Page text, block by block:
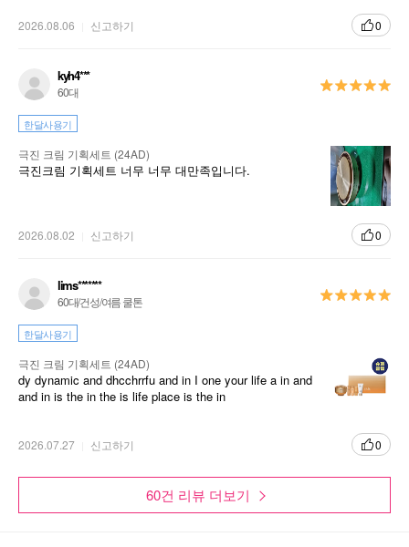
2026.08.06 신고하기 0
kyh4***
60대
한달사용기
극진 크림 기획세트 (24AD)
극진크림 기획세트 너무 너무 대만족입니다.
2026.08.02 신고하기 0
lims*******
60대/건성/여름 쿨톤
한달사용기
극진 크림 기획세트 (24AD)
dy dynamic and dhcchrrfu and in I one your life a in and
and in is the in the is life place is the in
2026.07.27 신고하기 0
60건 리뷰 더보기